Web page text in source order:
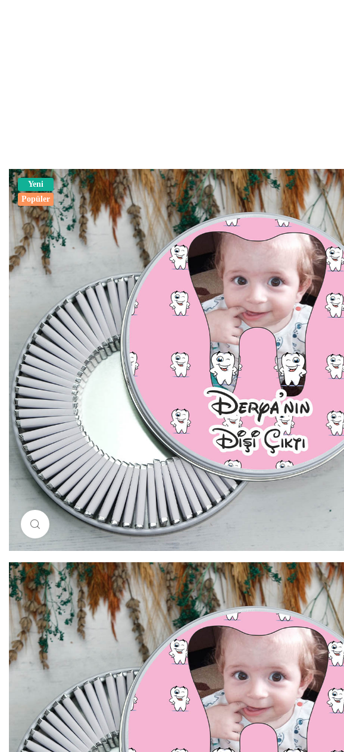
Yeni
Popüler
Resimi büyütmek için tıklayın